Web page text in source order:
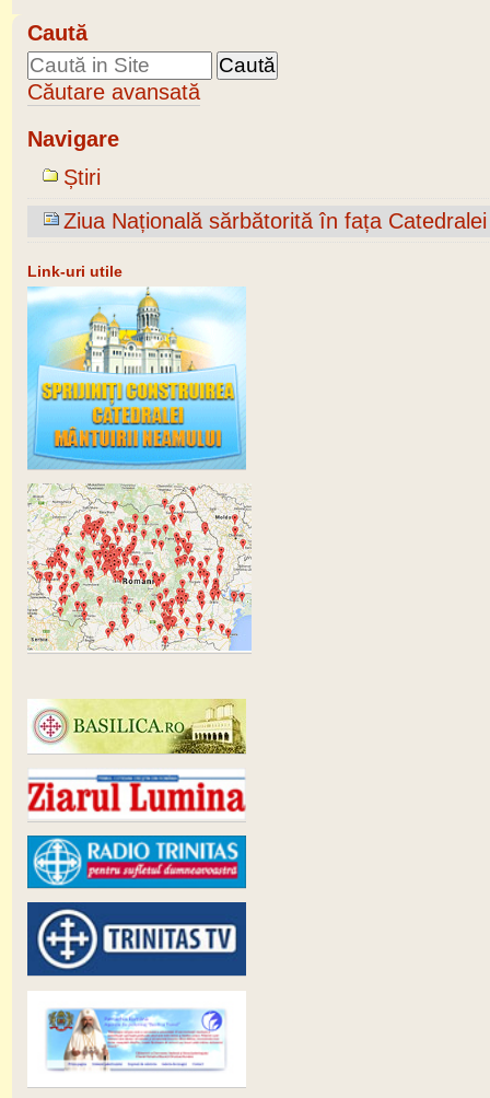
Caută
Căutare avansată
Navigare
Știri
Ziua Națională sărbătorită în fața
Link-uri utile